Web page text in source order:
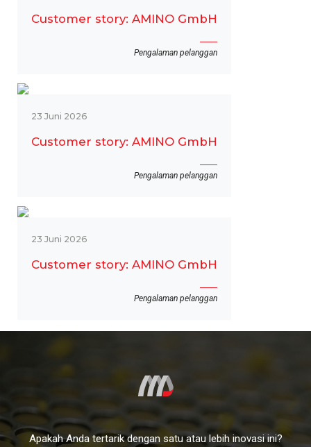
Customer story: AMINO GmbH
Pengalaman pelanggan
23 Juni 2026
Customer story: AMINO GmbH
Pengalaman pelanggan
23 Juni 2026
Customer story: AMINO GmbH
Pengalaman pelanggan
Apakah Anda tertarik dengan satu atau lebih inovasi ini?